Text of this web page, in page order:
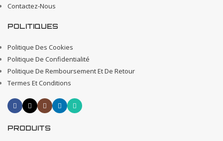
Contactez-Nous
POLITIQUES
Politique Des Cookies
Politique De Confidentialité
Politique De Remboursement Et De Retour
Termes Et Conditions
PRODUITS